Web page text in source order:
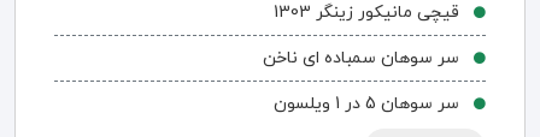
قیچی مانیکور زینگر 1303
سر سوهان سمباده ای ناخن
سر سوهان 5 در 1 ویلسون